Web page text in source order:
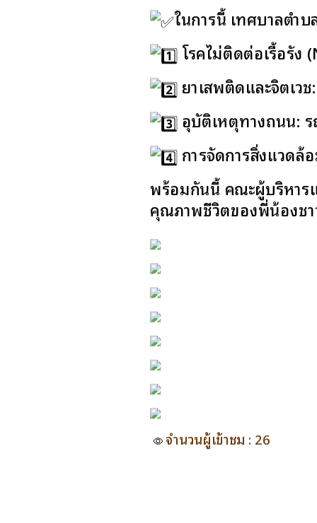
ในการนี้ เทศบาลตำ
โรคไม่ติดต่อเรื้อรัง
ยาเสพติดและจิตเว
อุบัติเหตุทางถนน:
การจัดการสิ่งแวดล้
พร้อมกันนี้ คณะผู้บริหาร
คุณภาพชีวิตของพี่น้องช
จำนวนผู้เข้าชม : 26